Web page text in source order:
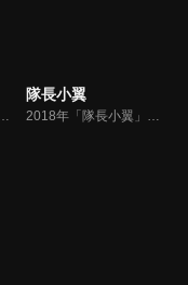
隊長小翼